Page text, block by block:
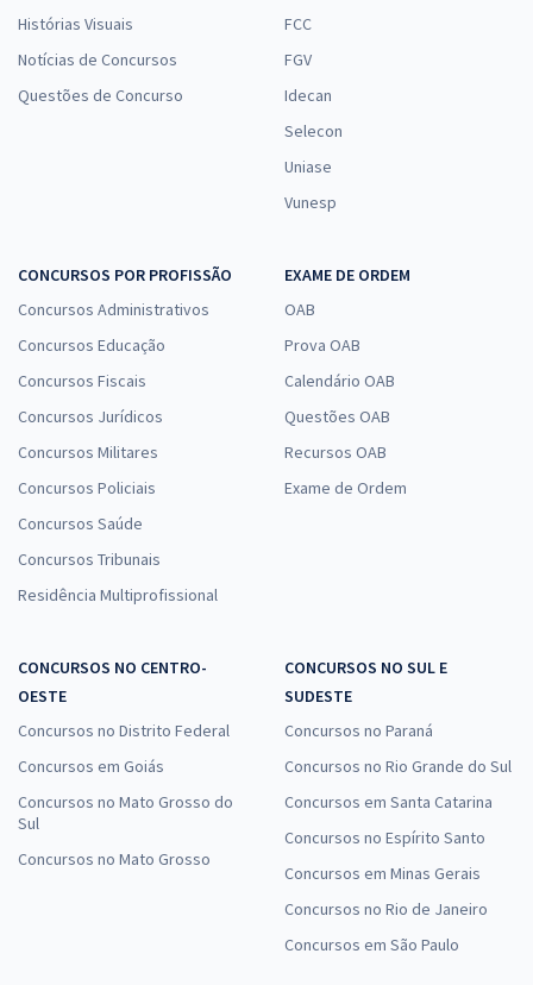
Histórias Visuais
Notícias de Concursos
Questões de Concurso
FCC
FGV
Idecan
Selecon
Uniase
Vunesp
CONCURSOS POR PROFISSÃO
Concursos Administrativos
Concursos Educação
Concursos Fiscais
Concursos Jurídicos
Concursos Militares
Concursos Policiais
Concursos Saúde
Concursos Tribunais
Residência Multiprofissional
EXAME DE ORDEM
OAB
Prova OAB
Calendário OAB
Questões OAB
Recursos OAB
Exame de Ordem
CONCURSOS NO CENTRO-
OESTE
Concursos no Distrito Federal
Concursos em Goiás
Concursos no Mato Grosso do
Sul
Concursos no Mato Grosso
CONCURSOS NO SUL E
SUDESTE
Concursos no Paraná
Concursos no Rio Grande do Sul
Concursos em Santa Catarina
Concursos no Espírito Santo
Concursos em Minas Gerais
Concursos no Rio de Janeiro
Concursos em São Paulo